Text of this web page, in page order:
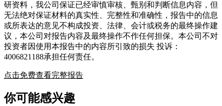
研资料，我公司保证已经审慎审核、甄别和判断信息内容，但
无法绝对保证材料的真实性、完整性和准确性，报告中的信息
或所表达的意见不构成投资、法律、会计或税务的最终操作建
议，本公司对报告内容及最终操作不作任何担保。本公司不对
投资者因使用本报告中的内容所引致的损失 投诉：
4006821188承担任何责任。
点击免费查看完整报告
你可能感兴趣